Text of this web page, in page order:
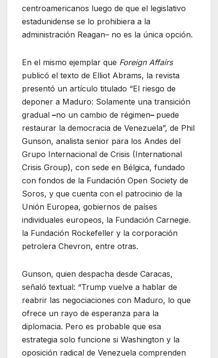
centroamericanos luego de que el legislativo
estadunidense se lo prohibiera a la
administración Reagan– no es la única opción.
En el mismo ejemplar que Foreign Affairs
publicó el texto de Elliot Abrams, la revista
presentó un artículo titulado “El riesgo de
deponer a Maduro: Solamente una transición
gradual –no un cambio de régimen– puede
restaurar la democracia de Venezuela”, de Phil
Gunson, analista senior para los Andes del
Grupo Internacional de Crisis (International
Crisis Group), con sede en Bélgica, fundado
con fondos de la Fundación Open Society de
Soros, y que cuenta con el patrocinio de la
Unión Europea, gobiernos de países
individuales europeos, la Fundación Carnegie.
la Fundación Rockefeller y la corporación
petrolera Chevron, entre otras.
Gunson, quien despacha desde Caracas,
señaló textual: “Trump vuelve a hablar de
reabrir las negociaciones con Maduro, lo que
ofrece un rayo de esperanza para la
diplomacia. Pero es probable que esa
estrategia solo funcione si Washington y la
oposición radical de Venezuela comprenden